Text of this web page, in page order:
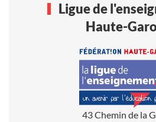
Ligue de
Haute-
43 Chemin de la